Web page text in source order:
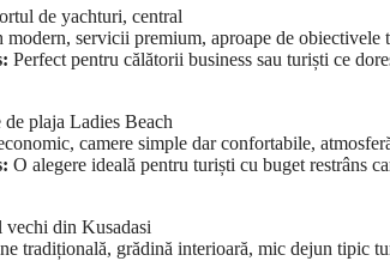
de yachturi, central
modern, servicii premium, aproape de obiectivele
Perfect pentru călătorii business sau turiști ce
de plaja Ladies Beach
camere simple dar confortabile,
O alegere ideală pentru turiști cu buget restrâns
vechi din Kusadasi
tradițională, grădină interioară, mic dejun tipic